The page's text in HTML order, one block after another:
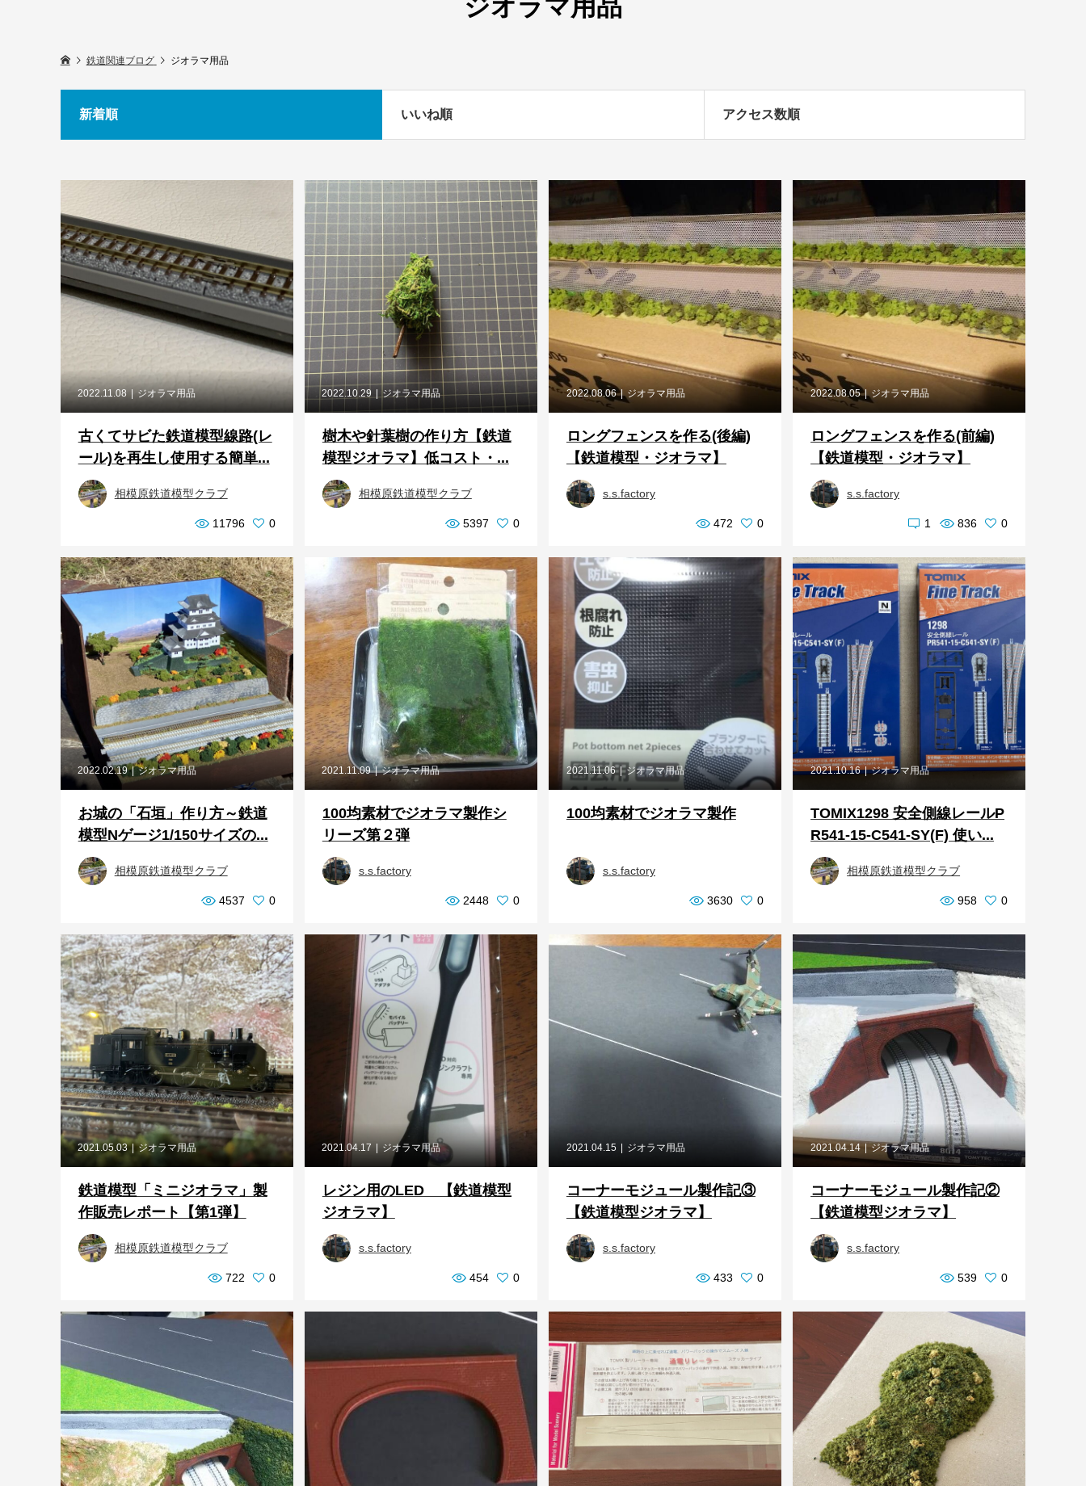
鉄道関連ブログ ジオラマ用品
新着順 いいね順 アクセス数順
2022.11.08 ジオラマ用品
古くてサビた鉄道模型線路(レ
ール)を再生し使用する簡単...
相模原鉄道模型クラブ
11796 0
2022.10.29 ジオラマ用品
樹木や針葉樹の作り方【鉄道
模型ジオラマ】低コスト・...
相模原鉄道模型クラブ
5397 0
2022.08.06 ジオラマ用品
ロングフェンスを作る(後編)
【鉄道模型・ジオラマ】
s.s.factory
472 0
2022.08.05 ジオラマ用品
ロングフェンスを作る(前編)
【鉄道模型・ジオラマ】
s.s.factory
1 836 0
2022.02.19 ジオラマ用品
お城の「石垣」作り方～鉄道
模型Nゲージ1/150サイズの...
相模原鉄道模型クラブ
4537 0
2021.11.09 ジオラマ用品
100均素材でジオラマ製作シ
リーズ第２弾
s.s.factory
2448 0
2021.11.06 ジオラマ用品
100均素材でジオラマ製作
s.s.factory
3630 0
2021.10.16 ジオラマ用品
TOMIX1298 安全側線レールP
R541-15-C541-SY(F) 使い...
相模原鉄道模型クラブ
958 0
2021.05.03 ジオラマ用品
鉄道模型「ミニジオラマ」製
作販売レポート【第1弾】
相模原鉄道模型クラブ
722 0
2021.04.17 ジオラマ用品
レジン用のLED 【鉄道模型
ジオラマ】
s.s.factory
454 0
2021.04.15 ジオラマ用品
コーナーモジュール製作記③
【鉄道模型ジオラマ】
s.s.factory
433 0
2021.04.14 ジオラマ用品
コーナーモジュール製作記②
【鉄道模型ジオラマ】
s.s.factory
539 0